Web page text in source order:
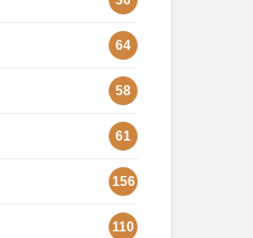
64
58
61
156
110